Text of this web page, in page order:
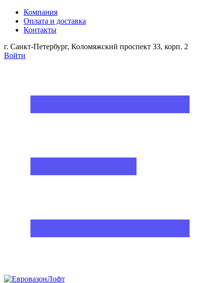
Компания
Оплата и доставка
Контакты
г. Санкт-Петербург, Коломяжский проспект 33, корп. 2
Войти